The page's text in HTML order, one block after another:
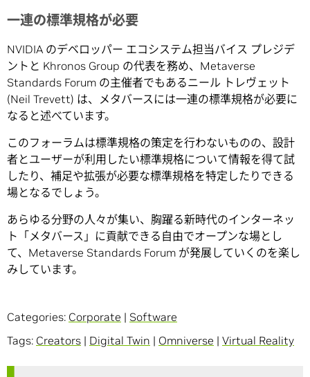
一連の標準規格が必要
NVIDIA のデベロッパー エコシステム担当バイス プレジデ
ントと Khronos Group の代表を務め、Metaverse
Standards Forum の主催者でもあるニール トレヴェット
(Neil Trevett) は、メタバースには一連の標準規格が必要に
なると述べています。
このフォーラムは標準規格の策定を行わないものの、設計
者とユーザーが利用したい標準規格について情報を得て試
したり、補足や拡張が必要な標準規格を特定したりできる
場となるでしょう。
あらゆる分野の人々が集い、胸躍る新時代のインターネッ
ト「メタバース」に貢献できる自由でオープンな場とし
て、Metaverse Standards Forum が発展していくのを楽し
みしています。
Categories: Corporate | Software
Tags: Creators | Digital Twin | Omniverse | Virtual Reality